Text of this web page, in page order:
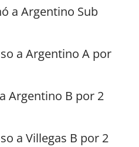
a Argentino Sub
a Argentino A por
Argentino B por 2
a Villegas B por 2